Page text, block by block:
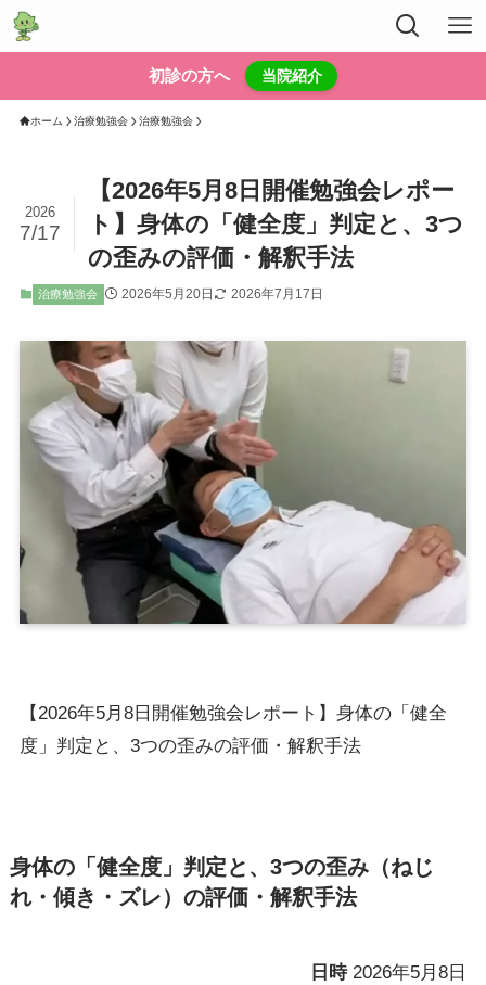
初診の方へ 当院紹介
ホーム 治療勉強会 治療勉強会
【2026年5月8日開催勉強会レポー
ト】身体の「健全度」判定と、3つ
の歪みの評価・解釈手法
2026
7/17
治療勉強会 2026年5月20日 2026年7月17日
【2026年5月8日開催勉強会レポート】身体の「健全
度」判定と、3つの歪みの評価・解釈手法
身体の「健全度」判定と、3つの歪み（ねじ
れ・傾き・ズレ）の評価・解釈手法
日時2026年5月8日